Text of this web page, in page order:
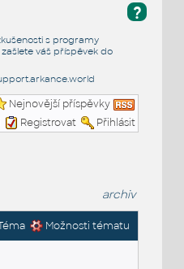
?
s programy
zašlete váš příspěvek do
Nejnovější příspěvky
Registrovat Přihlásit
archiv
Možnosti tématu